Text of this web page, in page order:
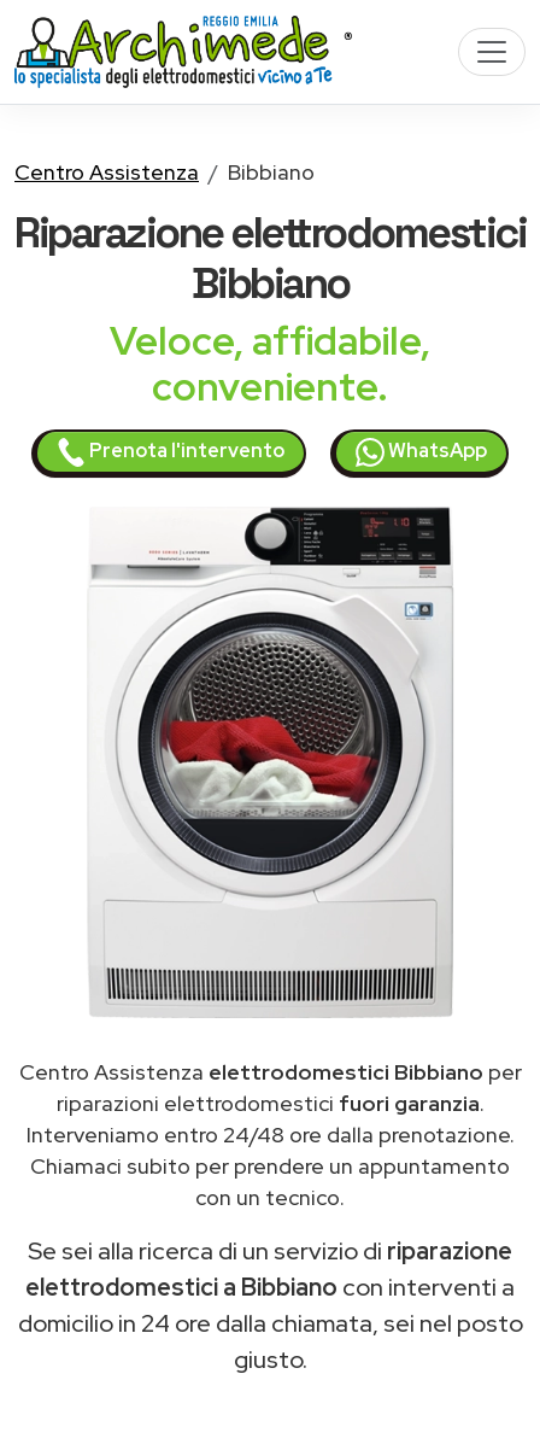
Centro Assistenza Bibbiano
Riparazioneelettrodomestici
Bibbiano
Veloce, affidabile,
conveniente.
Prenota l'intervento WhatsApp
Centro Assistenza elettrodomestici Bibbiano per
riparazioni elettrodomestici fuori garanzia.
Interveniamo entro 24/48 ore dalla prenotazione.
Chiamaci subito per prendere un appuntamento
con un tecnico.
Se sei alla ricerca di un servizio di riparazione
elettrodomestici a Bibbiano con interventi a
domicilio in 24 ore dalla chiamata, sei nel posto
giusto.